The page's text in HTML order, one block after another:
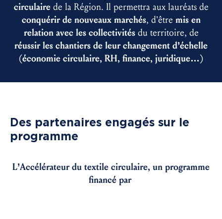
circulairede la Région. Il permettra aux lauréats de
conquérir de nouveaux marchés, d’être mis en
relation avec les collectivités du territoire, de
réussir les chantiers de leur changement d’échelle
(économie circulaire, RH, finance, juridique…)
Des partenaires engagés sur le
programme
L’Accélérateur du textile circulaire, un programme
financé par